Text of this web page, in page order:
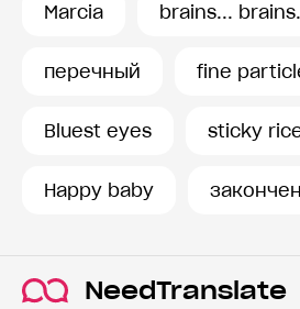
Marcia brains...
перечный fine
Bluest eyes sticky
Happy baby
NeedTranslate